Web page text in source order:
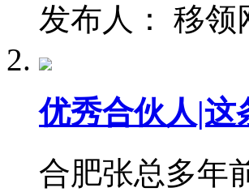
发布人： 移领
优秀合伙人|这
合肥张总多年